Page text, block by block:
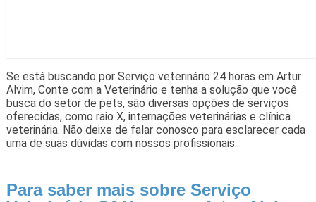
Se está buscando por Serviço veterinário 24 horas em Artur
Alvim, Conte com a Veterinário e tenha a solução que você
busca do setor de pets, são diversas opções de serviços
oferecidas, como raio X, internações veterinárias e clínica
veterinária. Não deixe de falar conosco para esclarecer cada
uma de suas dúvidas com nossos profissionais.
Para saber mais sobre Serviço